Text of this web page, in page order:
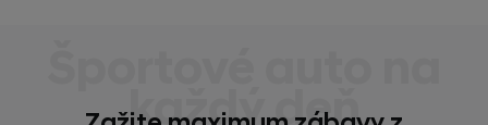
každý deň